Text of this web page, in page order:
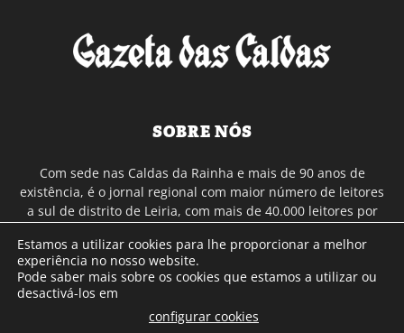
SOBRE NÓS
Com sede nas Caldas da Rainha e mais de 90 anos de
existência, é o jornal regional com maior número de leitores
a sul de distrito de Leiria, com mais de 40.000 leitores por
Continental e assinatura online.
SIGA-NOS
Estamos a utilizar cookies para lhe proporcionar a melhor
experiência no nosso website.
Pode saber mais sobre os cookies que estamos a utilizar ou
desactivá-los em
configurar cookies